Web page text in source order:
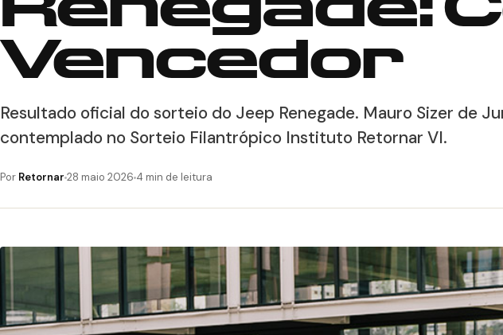
Vencedor
Resultado oficial do sorteio do Jeep Renegade. Mauro Sizer de
contemplado no Sorteio Filantrópico Instituto Retornar VI.
Por Retornar 28 maio 2026 4 min de leitura